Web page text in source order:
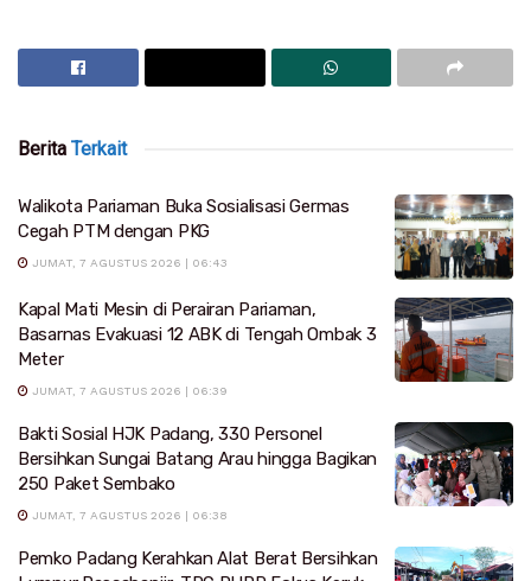
Berita Terkait
Walikota Pariaman Buka Sosialisasi Germas
Cegah PTM dengan PKG
JUMAT, 7 AGUSTUS 2026 | 06:43
Kapal Mati Mesin di Perairan Pariaman,
Basarnas Evakuasi 12 ABK di Tengah Ombak 3
Meter
JUMAT, 7 AGUSTUS 2026 | 06:39
Bakti Sosial HJK Padang, 330 Personel
Bersihkan Sungai Batang Arau hingga Bagikan
250 Paket Sembako
JUMAT, 7 AGUSTUS 2026 | 06:38
Pemko Padang Kerahkan Alat Berat Bersihkan